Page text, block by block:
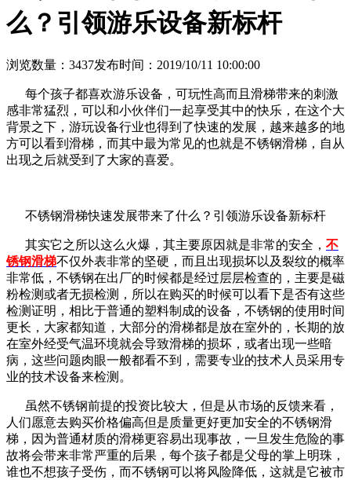
么？引领游乐设备新标杆
浏览数量：3437发布时间：2019/10/11 10:00:00
每个孩子都喜欢游乐设备，可玩性高而且滑梯带来的刺激
感非常猛烈，可以和小伙伴们一起享受其中的快乐，在这个大
背景之下，游玩设备行业也得到了快速的发展，越来越多的地
方可以看到滑梯，而其中最为常见的也就是不锈钢滑梯，自从
出现之后就受到了大家的喜爱。
不锈钢滑梯快速发展带来了什么？引领游乐设备新标杆
其实它之所以这么火爆，其主要原因就是非常的安全， 不
锈钢滑梯不仅外表非常的坚硬，而且出现损坏以及裂纹的概率
非常低，不锈钢在出厂的时候都是经过层层检查的，主要是磁
粉检测或者无损检测，所以在购买的时候可以看下是否有这些
检测证明，相比于普通的塑料制成的设备，不锈钢的使用时间
更长，大家都知道，大部分的滑梯都是放在室外的，长期的放
在室外经受气温环境就会导致滑梯的损坏，或者出现一些暗
病，这些问题肉眼一般都看不到，需要专业的技术人员采用专
业的技术设备来检测。
虽然不锈钢前提的投资比较大，但是从市场的反馈来看，
人们愿意去购买价格偏高但是质量更好更加安全的不锈钢滑
梯，因为普通材质的滑梯更容易出现事故，一旦发生危险的事
故将会带来非常严重的后果，每个孩子都是父母的掌上明珠，
谁也不想孩子受伤，而不锈钢可以将风险降低，这就是它被市